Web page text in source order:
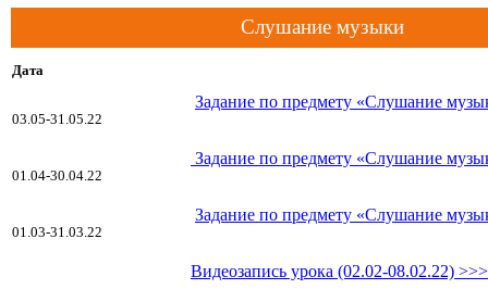
Слушание музыки
Дата
03.05-31.05.22
Задание по предмету «Слушание
01.04-30.04.22
Задание по предмету «Слушание
01.03-31.03.22
Задание по предмету «Слушание
Видеозапись урока (02.02-08.02.22) >>>